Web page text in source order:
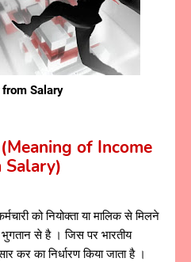
from Salary
of Income
Salary)
को नियोक्ता या मालिक से मिलने
भुगतान से है । जिस पर भारतीय
का निर्धारण किया जाता है ।